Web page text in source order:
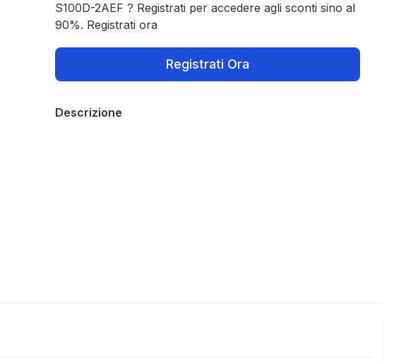
S100D-2AEF ? Registrati per accedere agli sconti sino al
90%. Registrati ora
Registrati Ora
Descrizione